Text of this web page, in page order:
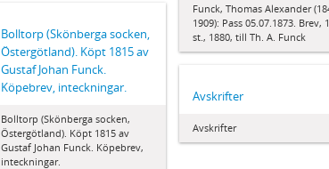
Funck, Thomas Alexander
1909): Pass 05.07.1873. Brev, 1
st., 1880, till Th. A. Funck
Bolltorp (Skönberga socken,
Östergötland). Köpt 1815 av
Gustaf Johan Funck.
Köpebrev, inteckningar.
Bolltorp (Skönberga socken,
Östergötland). Köpt 1815 av
Gustaf Johan Funck. Köpebrev,
inteckningar.
Avskrifter
Avskrifter